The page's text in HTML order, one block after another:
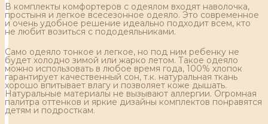
В комплекты комфортеров с одеялом входят наволочка,
простыня и легкое всесезонное одеяло. Это современное
и очень удобное решение идеально подходит всем, кто
не любит возиться с пододеяльниками.
Само одеяло тонкое и легкое, но под ним ребенку не
будет холодно зимой или жарко летом. Такое одеяло
можно использовать в любое время года, 100% хлопок
гарантирует качественный сон, т.к. натуральная ткань
хорошо впитывает влагу и позволяет коже дышать.
Натуральные материалы не вызывают аллергии. Огромная
палитра оттенков и яркие дизайны комплектов понравятся
детям и подросткам.